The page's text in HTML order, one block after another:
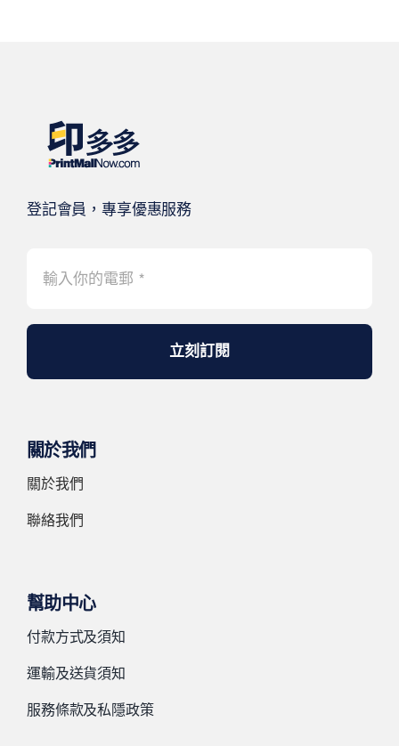
登記會員，專享優惠服務
立刻訂閱
關於我們
關於我們
聯絡我們
幫助中心
付款方式及須知
運輸及送貨須知
服務條款及私隱政策